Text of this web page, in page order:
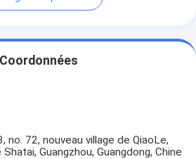
Coordonnées
no. 72, nouveau village de QiaoLe,
Guangzhou, Guangdong, Chine